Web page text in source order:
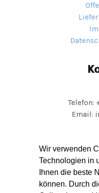
Telefon:
Email:
Wir verwenden
Technologien in
Ihnen die beste
können. Durch